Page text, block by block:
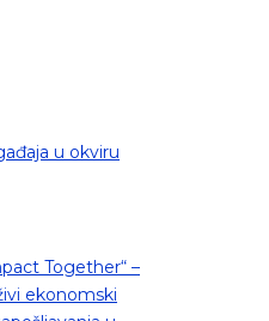
u okviru
Together“ –
ekonomski